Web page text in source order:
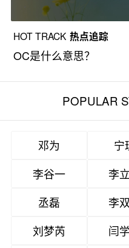
HOT TRACK 热点追踪
OC是什么意思？
POPULAR
邓为 宁
李谷一
李
丞磊
李
刘梦芮
闫